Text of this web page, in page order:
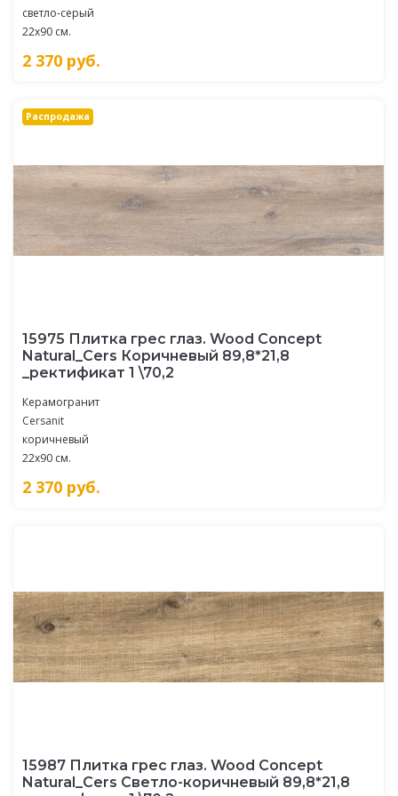
светло-серый
22x90 см.
2 370 руб.
Распродажа
15975 Плитка грес глаз. Wood Concept
Natural_Cers Коричневый 89,8*21,8
_ректификат 1 \70,2
Керамогранит
Cersanit
коричневый
22x90 см.
2 370 руб.
15987 Плитка грес глаз. Wood Concept
Natural_Cers Светло-коричневый 89,8*21,8